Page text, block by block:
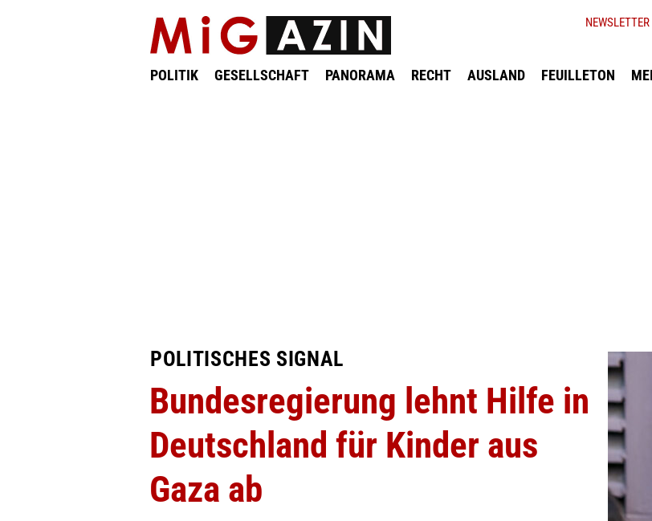
POLITIK GESELLSCHAFT PANORAMA RECHT AUSLAND FEUILLETON
NEWSLETTER
POLITISCHES SIGNAL
Bundesregierung lehnt Hilfe in
Deutschland für Kinder aus
Gaza ab